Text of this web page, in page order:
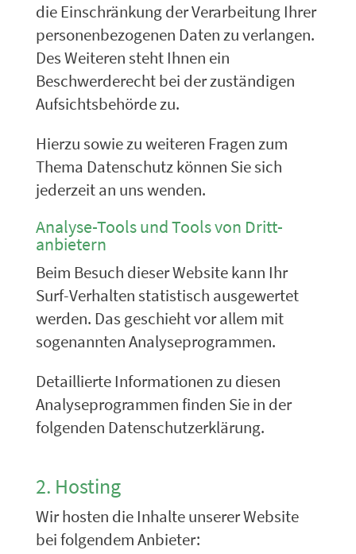
die Einschränkung der Verarbeitung Ihrer
personenbezogenen Daten zu verlangen.
Des Weiteren steht Ihnen ein
Beschwerderecht bei der zuständigen
Aufsichtsbehörde zu.
Hierzu sowie zu weiteren Fragen zum
Thema Datenschutz können Sie sich
jederzeit an uns wenden.
Analyse-Tools und Tools von Dritt­
anbietern
Beim Besuch dieser Website kann Ihr
Surf-Verhalten statistisch ausgewertet
werden. Das geschieht vor allem mit
sogenannten Analyseprogrammen.
Detaillierte Informationen zu diesen
Analyseprogrammen finden Sie in der
folgenden Datenschutzerklärung.
2. Hosting
Wir hosten die Inhalte unserer Website
bei folgendem Anbieter: